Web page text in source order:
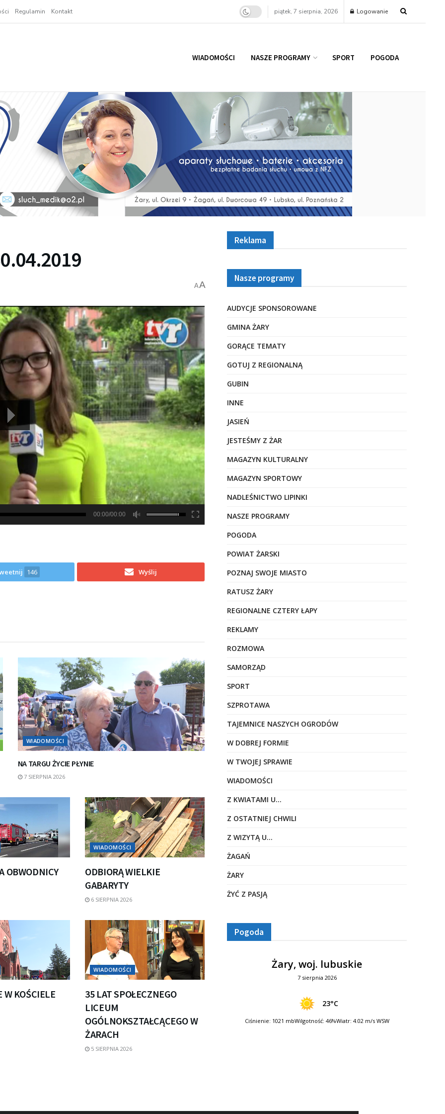
Regulamin Kontakt piątek, 7 sierpnia, 2026 Logowanie
WIADOMOŚCI NASZE PROGRAMY SPORT POGODA
AA
00:00/00:00
146 Wyślij
WIADOMOŚCI
NA TARGU ŻYCIE PŁYNIE
7 SIERPNIA 2026
OBWODNICY
WIADOMOŚCI
ODBIORĄ WIELKIE
GABARYTY
6 SIERPNIA 2026
W KOŚCIELE
WIADOMOŚCI
35 LAT SPOŁECZNEGO
LICEUM
OGÓLNOKSZTAŁCĄCEGO W
ŻARACH
5 SIERPNIA 2026
Reklama
Nasze programy
AUDYCJE SPONSOROWANE
GMINA ŻARY
GORĄCE TEMATY
GOTUJ Z REGIONALNĄ
GUBIN
INNE
JASIEŃ
JESTEŚMY Z ŻAR
MAGAZYN KULTURALNY
MAGAZYN SPORTOWY
NADLEŚNICTWO LIPINKI
NASZE PROGRAMY
POGODA
POWIAT ŻARSKI
POZNAJ SWOJE MIASTO
RATUSZ ŻARY
REGIONALNE CZTERY ŁAPY
REKLAMY
ROZMOWA
SAMORZĄD
SPORT
SZPROTAWA
TAJEMNICE NASZYCH OGRODÓW
W DOBREJ FORMIE
W TWOJEJ SPRAWIE
WIADOMOŚCI
Z KWIATAMI U…
Z OSTATNIEJ CHWILI
Z WIZYTĄ U…
ŻAGAŃ
ŻARY
ŻYĆ Z PASJĄ
Pogoda
Żary, woj. lubuskie
7 sierpnia 2026
23°C
Ciśnienie: 1021 mbWilgotność: 46%Wiatr: 4.02 m/s WSW